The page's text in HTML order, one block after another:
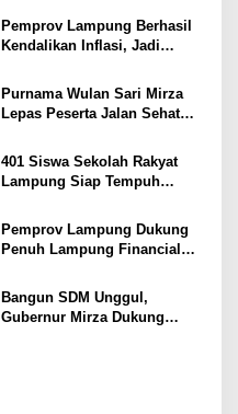
Prioritas
Pemprov Lampung Berhasil
Kendalikan Inflasi, Jadi
Terendah di Sumatera
Purnama Wulan Sari Mirza
Lepas Peserta Jalan Sehat
Lansia Sehat dan Bahagia
401 Siswa Sekolah Rakyat
Lampung Siap Tempuh
Dorong Lahirnya Generasi
Emas
Pemprov Lampung Dukung
Penuh Lampung Financial
Keuangan Generasi Muda
Bangun SDM Unggul,
Gubernur Mirza Dukung